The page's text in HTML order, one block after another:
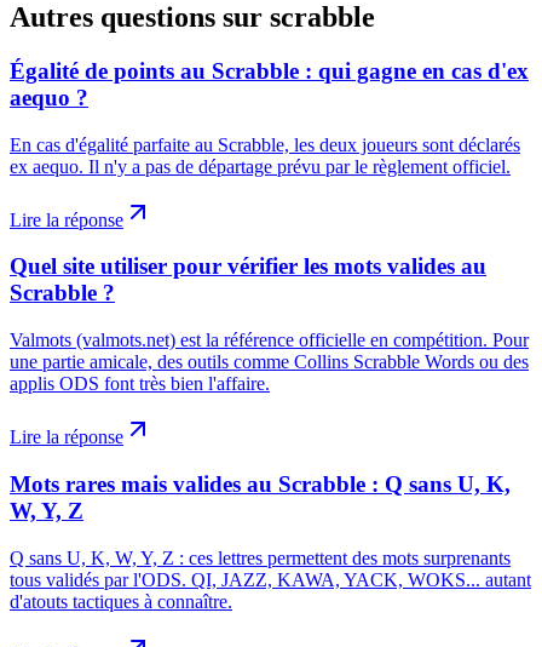
Autres questions sur scrabble
Égalité de points au Scrabble : qui gagne en cas d'ex
aequo ?
En cas d'égalité parfaite au Scrabble, les deux joueurs sont déclarés
ex aequo. Il n'y a pas de départage prévu par le règlement officiel.
Lire la réponse
Quel site utiliser pour vérifier les mots valides au
Scrabble ?
Valmots (valmots.net) est la référence officielle en compétition. Pour
une partie amicale, des outils comme Collins Scrabble Words ou des
applis ODS font très bien l'affaire.
Lire la réponse
Mots rares mais valides au Scrabble : Q sans U, K,
W, Y, Z
Q sans U, K, W, Y, Z : ces lettres permettent des mots surprenants
tous validés par l'ODS. QI, JAZZ, KAWA, YACK, WOKS... autant
d'atouts tactiques à connaître.